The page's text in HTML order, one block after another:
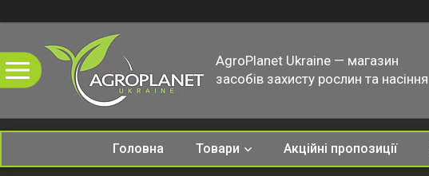
AgroPlanet Ukraine — магазин
засобів захисту рослин та насіння
Головна Товари Акційні пропозиції